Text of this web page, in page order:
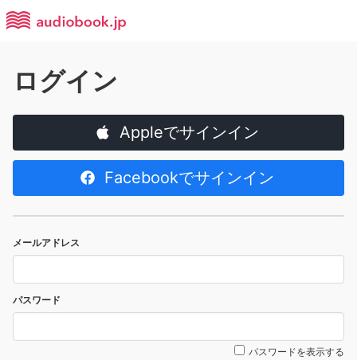
ログイン
Appleでサインイン
Facebookでサインイン
メールアドレス
パスワード
パスワードを表示する